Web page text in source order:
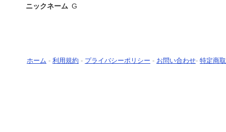
ニックネーム G
ホーム - 利用規約 - プライバシーポリシー - お問い合わせ- 特定商